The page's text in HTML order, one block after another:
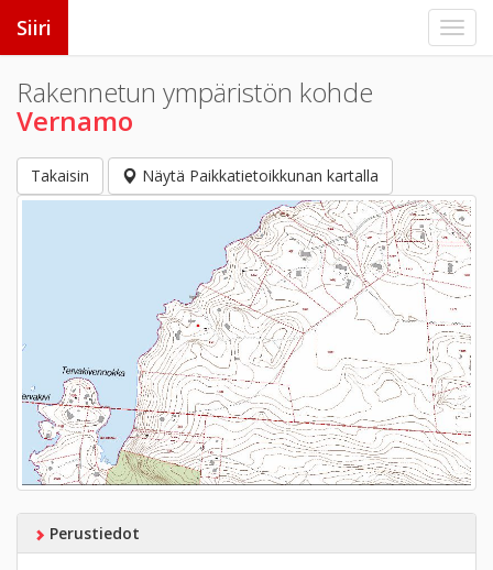
Siiri
Rakennetun ympäristön kohde
Vernamo
Takaisin Näytä Paikkatietoikkunan kartalla
Perustiedot